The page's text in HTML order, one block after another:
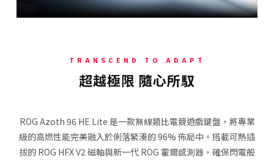
TRANSCEND TO ADAPT
超越極限 隨心所馭
ROG Azoth 96 HE Lite 是一款無線類比電競遊戲鍵盤，將專業
級的高燃性能完美融入於俐落緊湊的 96% 佈局中。搭載可熱插
拔的 ROG HFX V2 磁軸與新一代 ROG 霍爾感測器，確保閃電般